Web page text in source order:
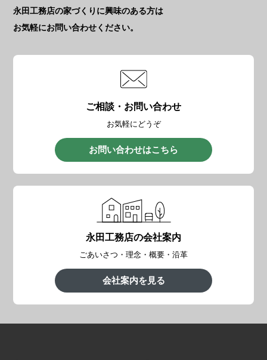
永田工務店の家づくりに興味のある方は
お気軽にお問い合わせください。
ご相談・お問い合わせ
お気軽にどうぞ
お問い合わせはこちら
永田工務店の会社案内
ごあいさつ・理念・概要・沿革
会社案内を見る